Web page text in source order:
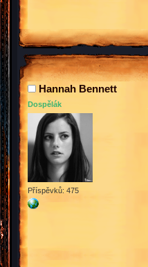
Hannah Bennett
Dospělák
Příspěvků: 475